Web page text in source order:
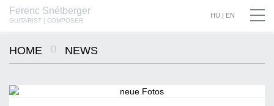
Ferenc Snétberger
GUITARIST | COMPOSER
HU | EN
SNÉTBERGER | JORMIN | BARON © SZILVIA CSIBI, MÜPA BUDAPEST
HOME NEWS